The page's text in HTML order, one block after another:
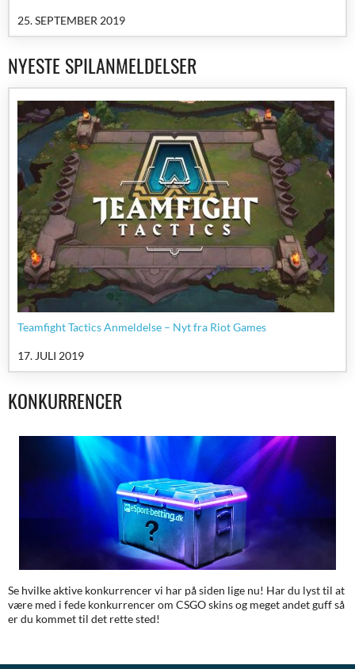
25. SEPTEMBER 2019
NYESTE SPILANMELDELSER
Teamfight Tactics Anmeldelse – Nyt fra Riot Games
17. JULI 2019
KONKURRENCER
Se hvilke aktive konkurrencer vi har på siden lige nu! Har du lyst til at
være med i fede konkurrencer om CSGO skins og meget andet guff så
er du kommet til det rette sted!